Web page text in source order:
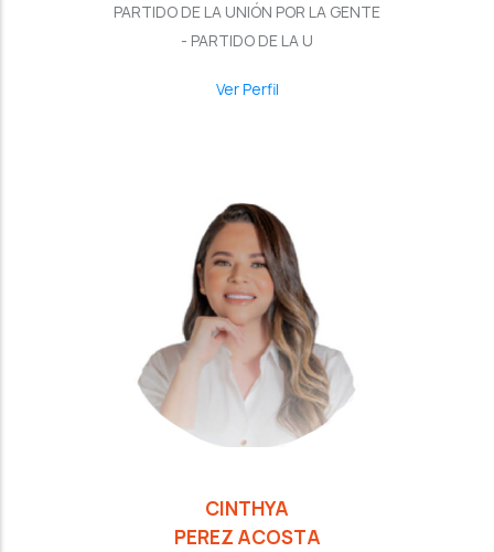
PARTIDO DE LA UNIÓN POR LA GENTE
- PARTIDO DE LA U
Ver Perfil
CINTHYA
PEREZ ACOSTA